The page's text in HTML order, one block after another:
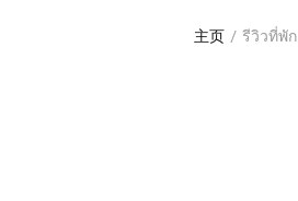
主页 รีวิวที่พัก